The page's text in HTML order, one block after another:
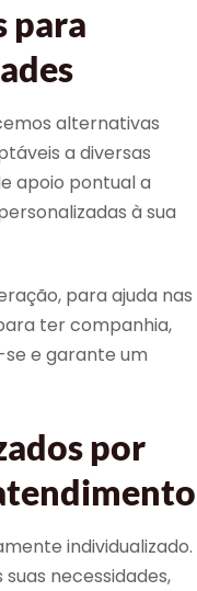
para
alternativas
a diversas
apoio pontual a
à sua
para ajuda nas
ter companhia,
se e garante um
por
individualizado.
necessidades,